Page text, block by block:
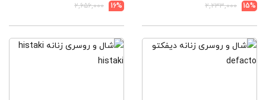
15%
۲,۲۳۳,۰۰۰
16%
۲,۶۵۶,۰۰۰